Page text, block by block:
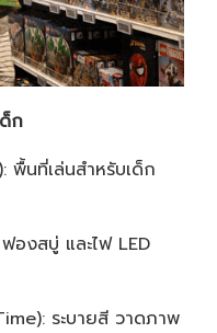
ก
พื้นที่เล่นสำหรับเด็ก
องสบู่ และไฟ LED
ระบายสี วาดภาพ